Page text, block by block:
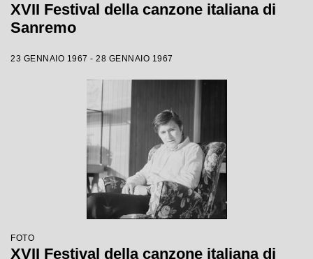
XVII Festival della canzone italiana di
Sanremo
23 GENNAIO 1967 - 28 GENNAIO 1967
FOTO
XVII Festival della canzone italiana di